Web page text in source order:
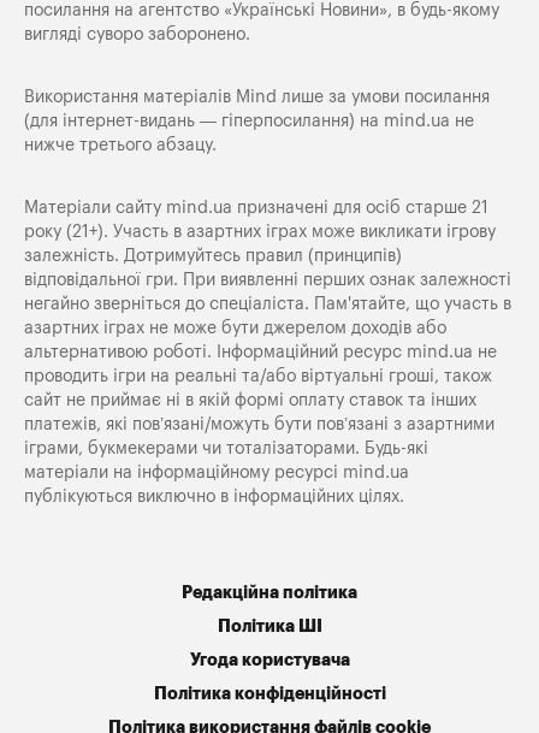
посилання на агентство «Українські Новини», в будь-якому
вигляді суворо заборонено.
Використання матеріалів Mind лише за умови посилання
(для інтернет-видань — гіперпосилання) на mind.ua не
нижче третього абзацу.
Матеріали сайту mind.ua призначені для осіб старше 21
року (21+). Участь в азартних іграх може викликати ігрову
залежність. Дотримуйтесь правил (принципів)
відповідальної гри. При виявленні перших ознак залежності
негайно зверніться до спеціаліста. Пам'ятайте, що участь в
азартних іграх не може бути джерелом доходів або
альтернативою роботі. Інформаційний ресурс mind.ua не
проводить ігри на реальні та/або віртуальні гроші, також
сайт не приймає ні в якій формі оплату ставок та інших
платежів, які пов’язані/можуть бути пов’язані з азартними
іграми, букмекерами чи тоталізаторами. Будь-які
матеріали на інформаційному ресурсі mind.ua
публікуються виключно в інформаційних цілях.
Редакційна політика
Політика ШІ
Угода користувача
Політика конфіденційності
Політика використання файлів cookie